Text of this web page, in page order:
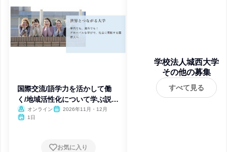
国際交流/語学力を活かして働
く/地域活性化について学ぶ説明
会
オンライン
2026年11月・12月
1日
お気に入り
学校法人城西大学
その他の募集
すべて見る